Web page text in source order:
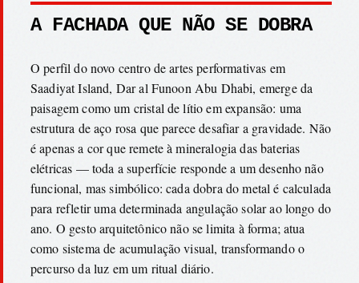
A FACHADA QUE NÃO SE DOBRA
O perfil do novo centro de artes performativas em
Saadiyat Island, Dar al Funoon Abu Dhabi, emerge da
paisagem como um cristal de lítio em expansão: uma
estrutura de aço rosa que parece desafiar a gravidade. Não
é apenas a cor que remete à mineralogia das baterias
elétricas — toda a superfície responde a um desenho não
funcional, mas simbólico: cada dobra do metal é calculada
para refletir uma determinada angulação solar ao longo do
ano. O gesto arquitetônico não se limita à forma; atua
como sistema de acumulação visual, transformando o
percurso da luz em um ritual diário.